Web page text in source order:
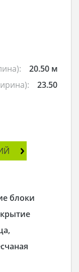
20.50 м
23.50
блоки